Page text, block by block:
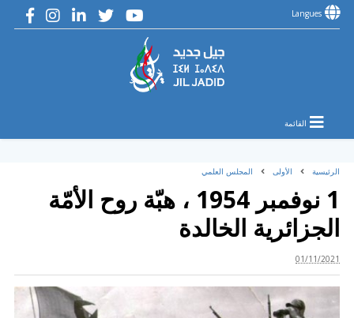
Langues
القائمة
الرئيسية الأولى المجلس العلمي
1 نوفمبر 1954 ، هبّة روح الأمّة
الجزائرية الخالدة
01/11/2021